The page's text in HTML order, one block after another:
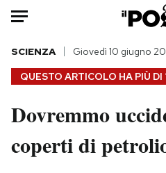
HOME
Italia
Politica
QUESTO ARTICOLO HA PIÙ DI
SCIENZA Giovedì 10 giugno
Dovremmo
coperti di